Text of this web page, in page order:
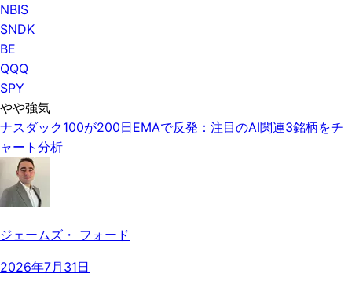
NBIS
SNDK
BE
QQQ
SPY
やや強気
ナスダック100が200日EMAで反発：注目のAI関連3銘柄をチ
ャート分析
ジェームズ・ フォード
2026年7月31日